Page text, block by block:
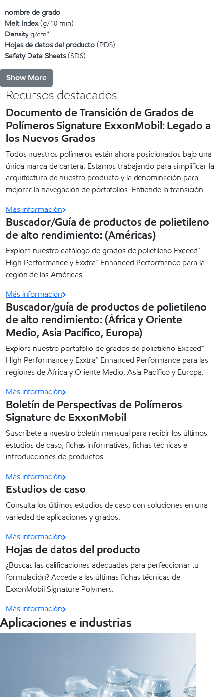
nombre de grado
Melt Index(g/10 min)
Densityg/cm³
Hojas de datos del producto (PDS)
Safety Data Sheets(SDS)
Show More
Recursos destacados
Documento de Transición de Grados de
Polímeros Signature ExxonMobil: Legado a
los Nuevos Grados
Todos nuestros polímeros están ahora posicionados bajo una
única marca de cartera. Estamos trabajando para simplificar la
arquitectura de nuestro producto y la denominación para
mejorar la navegación de portafolios. Entiende la transición.
Más información
Buscador/Guía de productos de polietileno
de alto rendimiento: (Américas)
Explora nuestro catálogo de grados de polietileno Exceed™
High Performance y Exxtra™ Enhanced Performance para la
región de las Américas.
Más información
Buscador/guía de productos de polietileno
de alto rendimiento: (África y Oriente
Medio, Asia Pacífico, Europa)
Explora nuestro portafolio de grados de polietileno Exceed™
High Performance y Exxtra™ Enhanced Performance para las
regiones de África y Oriente Medio, Asia Pacífico y Europa.
Más información
Boletín de Perspectivas de Polímeros
Signature de ExxonMobil
Suscríbete a nuestro boletín mensual para recibir los últimos
estudios de caso, fichas informativas, fichas técnicas e
introducciones de productos.
Más información
Estudios de caso
Consulta los últimos estudios de caso con soluciones en una
variedad de aplicaciones y grados.
Más información
Hojas de datos del producto
¿Buscas las calificaciones adecuadas para perfeccionar tu
formulación? Accede a las últimas fichas técnicas de
ExxonMobil Signature Polymers.
Más información
Aplicaciones e industrias